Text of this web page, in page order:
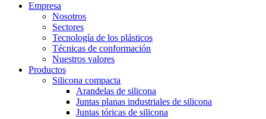
Empresa
Nosotros
Sectores
Tecnología de los plásticos
Técnicas de conformación
Nuestros valores
Productos
Silicona compacta
Arandelas de silicona
Juntas planas industriales de silicona
Juntas tóricas de silicona